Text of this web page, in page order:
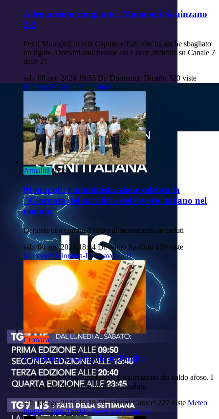
Allenamento congiunto: Monopoli-Squinzano
2-2
Per il Monopoli in rete Capone e Fall, che ha anche sbagliato
un rigore. Domani amichevole col Lecce: differita su Canale 7
dalle 21
sab, 08 ago 2026 19:53 Di: Domenico Dicarlo 320 viste
Monopoli-Calcio Squinzano
Attualità Video
Monopoli: l'amministrazione celebra la
"Giornata del sacrificio del lavoro italiano nel
mondo"
Deposta una corona d'alloro al monumento ai caduti
sab, 08 ago 2026 18:24 Di: Mino Spalluto 189 viste
Monopoli Giornata-Dei-Lavoratori
Cronaca
Continua la canicola in Puglia
Anche questo fine settimana è caratterizzato dal caldo afoso. I
consigli per limitare le insidie alla salute.
sab, 08 ago 2026 16:38 Di: Gianni Catucci 227 viste Meteo
Puglia Caldo-Torrido Previsioni Cronaca